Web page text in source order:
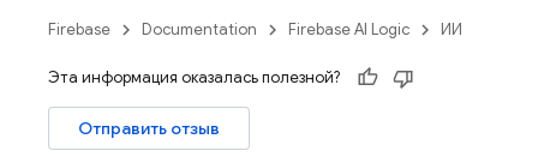
Firebase Documentation Firebase AI Logic ИИ
Эта информация оказалась полезной?
Отправить отзыв